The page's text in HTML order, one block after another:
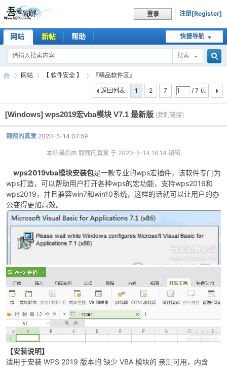
登录 注册[Register]
快捷导航
网站 新帖 帮助
搜索
吾
破
»
网站
›
【 软件安全 】
›
『精品软件区』
1
2 7 / 7 页
返回列表
[Windows] wps2019宏vba模块 V7.1 最新版 [复制链接]
翱翔的真爱 2020-5-14 07:59
本帖最后由 翱翔的真爱 于 2020-5-14 16:14 编辑
wps2019vba模块安装包是一款专业的wps宏插件，该软件专门为
wps打造，可以帮助用户打开各种wps的宏功能，支持wps2016和
wps2019，并且兼容win7和win10系统，这样的话就可以让用户的办
公变得更加高效。
【安装说明】
适用于安装 WPS 2019 版本的 缺少 VBA 模块的 亲测可用，内含